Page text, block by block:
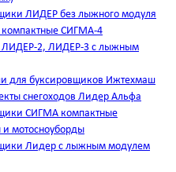
ЛИДЕР без лыжного модуля
СИГМА-4
ЛИДЕР-2, ЛИДЕР-3 c лыжным
для буксировщиков Ижтехмаш
снегоходов Лидер Альфа
СИГМА компактные
и мотосноуборды
Лидер с лыжным модулем